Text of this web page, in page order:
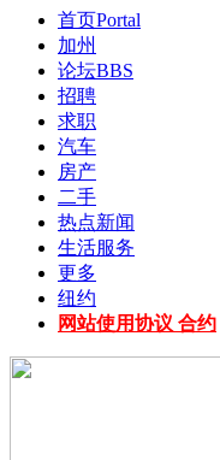
首页Portal
加州
论坛BBS
招聘
求职
汽车
房产
二手
热点新闻
生活服务
更多
纽约
网站使用协议 合约